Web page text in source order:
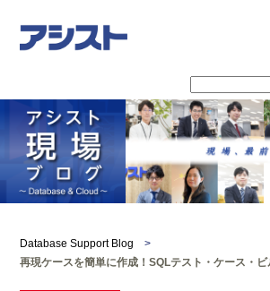
Database Support Blog
>
再現ケースを簡単に作成！SQLテスト・ケース・